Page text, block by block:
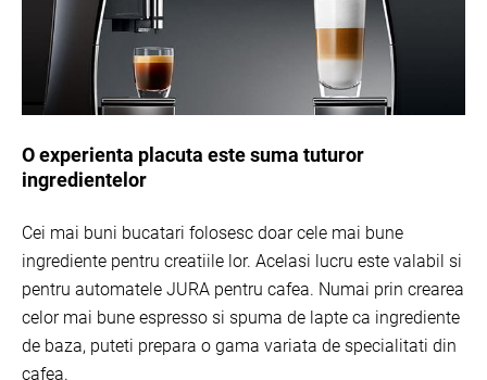
O experienta placuta este suma tuturor
ingredientelor
Cei mai buni bucatari folosesc doar cele mai bune
ingrediente pentru creatiile lor. Acelasi lucru este valabil si
pentru automatele JURA pentru cafea. Numai prin crearea
celor mai bune espresso si spuma de lapte ca ingrediente
de baza, puteti prepara o gama variata de specialitati din
cafea.